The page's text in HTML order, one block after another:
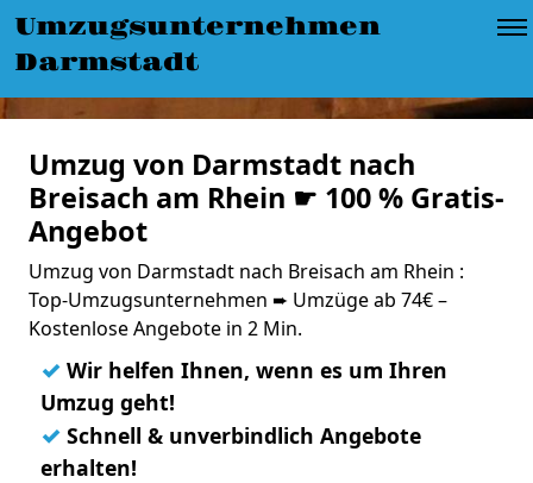
Umzugsunternehmen
Darmstadt
Umzug von Darmstadt nach
Breisach am Rhein ☛ 100 % Gratis-
Angebot
Umzug von Darmstadt nach Breisach am Rhein :
Top-Umzugsunternehmen ➨ Umzüge ab 74€ –
Kostenlose Angebote in 2 Min.
✓ Wir helfen Ihnen, wenn es um Ihren
Umzug geht!
✓ Schnell & unverbindlich Angebote
erhalten!